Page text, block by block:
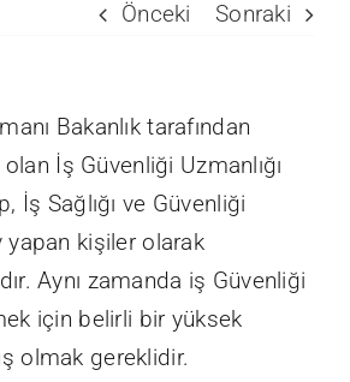
Önceki Sonraki
Bakanlık tarafından
İş Güvenliği Uzmanlığı
İş Sağlığı ve Güvenliği
yapan kişiler olarak
Aynı zamanda iş Güvenliği
için belirli bir yüksek
olmak gereklidir.